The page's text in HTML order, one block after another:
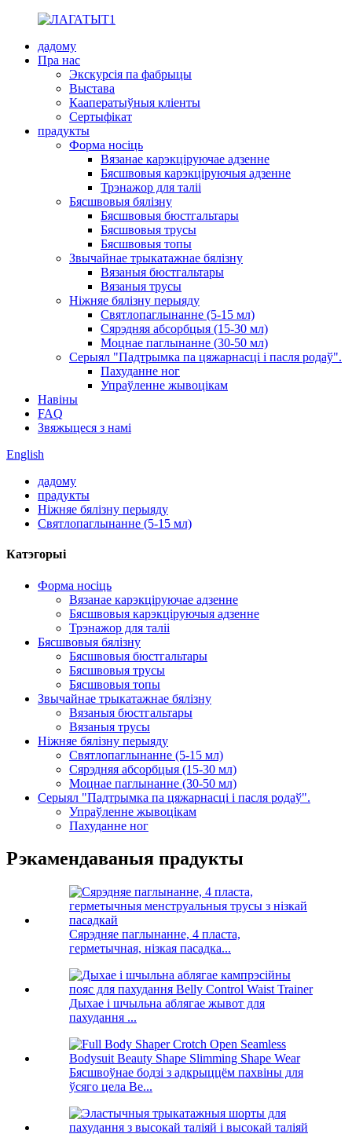
дадому
Пра нас
Экскурсія па фабрыцы
Выстава
Кааператыўныя кліенты
Сертыфікат
прадукты
Форма носіць
Вязанае карэкціруючае адзенне
Бясшвовыя карэкціруючыя адзенне
Трэнажор для таліі
Бясшвовыя бялізну
Бясшвовыя бюстгальтары
Бясшвовыя трусы
Бясшвовыя топы
Звычайнае трыкатажнае бялізну
Вязаныя бюстгальтары
Вязаныя трусы
Ніжняе бялізну перыяду
Святлопаглынанне (5-15 мл)
Сярэдняя абсорбцыя (15-30 мл)
Моцнае паглынанне (30-50 мл)
Серыял "Падтрымка па цяжарнасці і пасля родаў".
Пахуданне ног
Упраўленне жывоцікам
Навіны
FAQ
Звяжыцеся з намі
English
дадому
прадукты
Ніжняе бялізну перыяду
Святлопаглынанне (5-15 мл)
Катэгорыі
Форма носіць
Вязанае карэкціруючае адзенне
Бясшвовыя карэкціруючыя адзенне
Трэнажор для таліі
Бясшвовыя бялізну
Бясшвовыя бюстгальтары
Бясшвовыя трусы
Бясшвовыя топы
Звычайнае трыкатажнае бялізну
Вязаныя бюстгальтары
Вязаныя трусы
Ніжняе бялізну перыяду
Святлопаглынанне (5-15 мл)
Сярэдняя абсорбцыя (15-30 мл)
Моцнае паглынанне (30-50 мл)
Серыял "Падтрымка па цяжарнасці і пасля родаў".
Упраўленне жывоцікам
Пахуданне ног
Рэкамендаваныя прадукты
Сярэдняе паглынанне, 4 пласта,
герметычная, нізкая пасадка...
Дыхае і шчыльна аблягае жывот для
пахудання ...
Бясшвоўнае бодзі з адкрыццём пахвіны для
ўсяго цела Be...